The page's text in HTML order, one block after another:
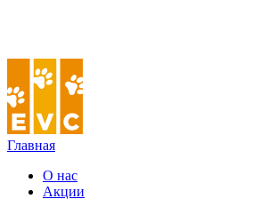
Главная
О нас
Акции